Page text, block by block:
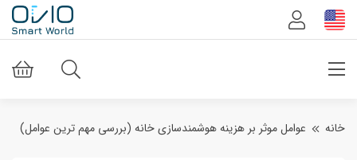
خانه عوامل موثر بر هزینه هوشمندسازی خانه (بررسی مهم ترین عوامل)